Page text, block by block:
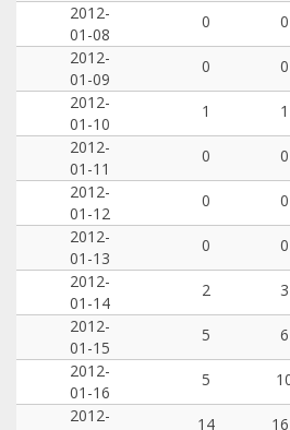
2012-
01-08
0 0
2012-
01-09
0 0
2012-
01-10
1 1
2012-
01-11
0 0
2012-
01-12
0 0
2012-
01-13
0 0
2012-
01-14
2 3
2012-
01-15
5 6
2012-
01-16
5
2012-
14